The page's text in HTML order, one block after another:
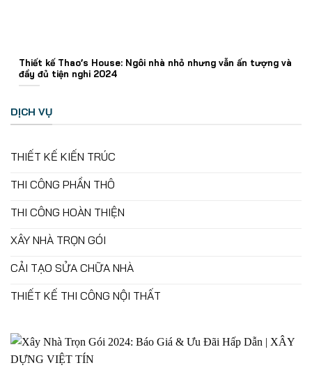
Thiết kế Thao’s House: Ngôi nhà nhỏ nhưng vẫn ấn tượng và
đầy đủ tiện nghi 2024
DỊCH VỤ
THIẾT KẾ KIẾN TRÚC
THI CÔNG PHẦN THÔ
THI CÔNG HOÀN THIỆN
XÂY NHÀ TRỌN GÓI
CẢI TẠO SỬA CHỮA NHÀ
THIẾT KẾ THI CÔNG NỘI THẤT